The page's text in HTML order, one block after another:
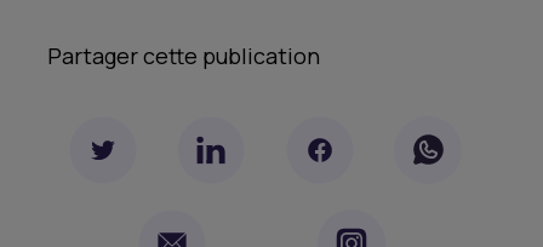
Partager cette publication